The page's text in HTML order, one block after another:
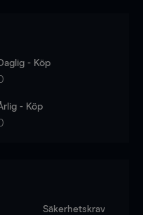
- Köp
- Köp
Säkerhetskrav